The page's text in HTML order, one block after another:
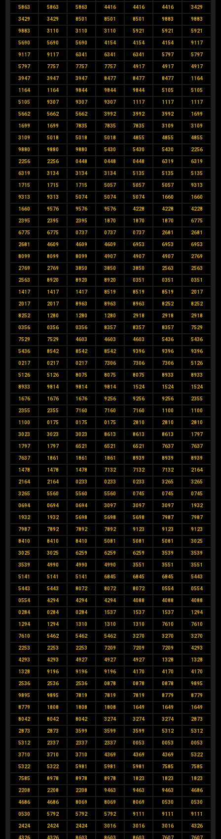
5863 5863 5863 4416 4416 4416 3429
3429 3429 8501 8501 8501 9883 9883
9883 3110 3110 3110 5921 5921 5921
5690 5690 5690 4154 4154 4154 9117
9117 9117 6341 6341 6341 5797 5797
5797 7757 7757 7757 4917 4917 4917
3947 3947 3947 8477 8477 8477 1164
1164 1164 9844 9844 9844 5105 5105
5105 9307 9307 9307 1117 1117 1117
5662 5662 5662 3992 3992 3992 1699
1699 1699 7835 7835 7835 3109 3109
3109 5018 5018 5018 4855 4855 4855
9880 9880 9880 5430 5430 5430 2256
2256 2256 0448 0448 0448 6319 6319
6319 3134 3134 3134 5135 5135 5135
1715 1715 1715 5057 5057 5057 9313
9313 9313 5074 5074 5074 1660 1660
1660 9576 9576 9576 4228 4228 4228
2395 2395 2395 1870 1870 1870 6775
6775 6775 0737 0737 0737 2681 2681
2681 4609 4609 4609 6953 6953 6953
8099 8099 8099 4907 4907 4907 2769
2769 2769 3850 3850 3850 2563 2563
2563 8920 8920 8920 0351 0351 0351
1417 1417 1417 8519 8519 8519 2017
2017 2017 8963 8963 8963 8252 8252
8252 1280 1280 1280 2918 2918 2918
0356 0356 0356 8357 8357 8357 7529
7529 7529 4603 4603 4603 5436 5436
5436 8542 8542 8542 9396 9396 9396
0217 0217 0217 7306 7306 7306 5126
5126 5126 8075 8075 8075 8933 8933
8933 9814 9814 9814 1524 1524 1524
1676 1676 1676 9256 9256 9256 2355
2355 2355 7160 7160 7160 1100 1100
1100 0175 0175 0175 2810 2810 2810
3023 3023 3023 8613 8613 8613 1797
1797 1797 6521 6521 6521 7637 7637
7637 1861 1861 1861 8939 8939 8939
1478 1478 1478 7132 7132 7132 2164
2164 2164 0233 0233 0233 3265 3265
3265 5560 5560 5560 0745 0745 0745
0694 0694 0694 3097 3097 3097 1932
1932 1932 5698 5698 5698 7987 7987
7987 7892 7892 7892 9123 9123 9123
8410 8410 8410 5081 5081 5081 3025
3025 3025 6259 6259 6259 3539 3539
3539 4990 4990 4990 3551 3551 3551
5141 5141 5141 6845 6845 6845 5443
5443 5443 8072 8072 8072 0554 0554
0554 4294 4294 4294 4088 4088 4088
0284 0284 0284 1537 1537 1537 1294
1294 1294 1310 1310 1310 7610 7610
7610 5462 5462 5462 3270 3270 3270
2253 2253 2253 7209 7209 7209 4293
4293 4293 4927 4927 4927 1328 1328
1328 9196 9196 9196 4170 4170 4170
2536 2536 2536 0878 0878 0878 9895
9895 9895 7819 7819 7819 8779 8779
8779 1808 1808 1808 1649 1649 1649
8042 8042 8042 3274 3274 3274 2873
2873 2873 3599 3599 3599 5312 5312
5312 2337 2337 2337 0053 0053 0053
3710 3710 3710 4369 4369 4369 5322
5322 5322 5981 5981 5981 7585 7585
7585 8978 8978 8978 1823 1823 1823
2208 2208 2208 9463 9463 9463 4686
4686 4686 8069 8069 8069 0530 0530
0530 5792 5792 5792 9111 9111 9111
2424 2424 2424 3016 3016 3016 4326
4326 4326 8603 8603 8603 7607 7607